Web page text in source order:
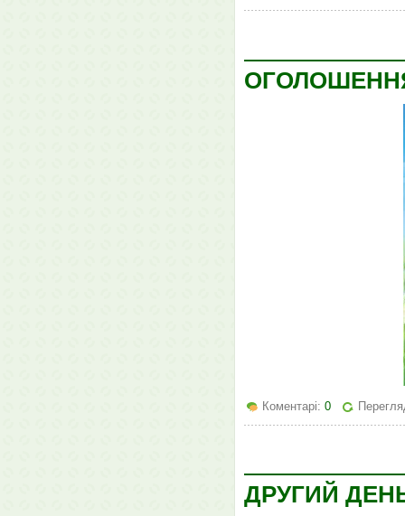
Коментарі: 0
ДРУГИЙ